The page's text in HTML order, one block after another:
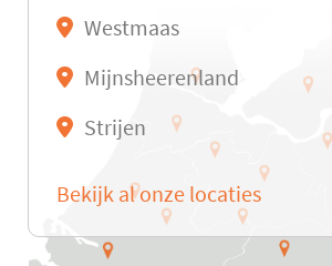
Westmaas
Mijnsheerenland
Strijen
Bekijk al onze locaties